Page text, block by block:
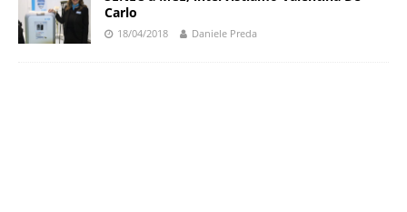
Carlo
18/04/2018 Daniele Preda